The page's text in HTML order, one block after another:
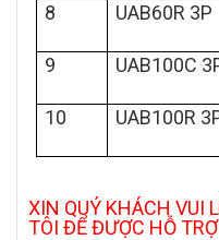
8 UAB60R 3P
9 UAB100C
10 UAB100R
XIN QUÝ KHÁCH VUI
TÔI ĐỂ ĐƯỢC HỖ